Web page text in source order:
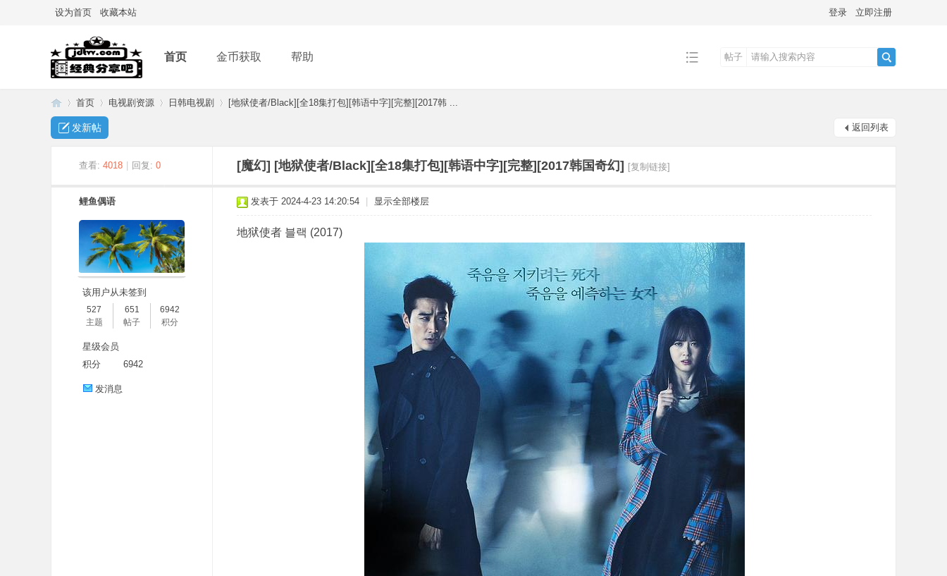
设为首页 收藏本站 登录 立即注册
首页 金币获取 帮助
帖子
首页
›
电视剧资源
›
日韩电视剧 [地狱使者/Black][全18集打包][韩语中字][完整][2017韩 ...
返回列表
发新帖
查看: 4018 回复: 0 [魔幻] [地狱使者/Black][全18集打包][韩语中字][完整][2017韩国奇幻] [复制链接]
鲤鱼偶语
该用户从未签到
527
主题
651
帖子
6942
积分
星级会员
积分
6942
发消息
发表于 2024-4-23 14:20:54 显示全部楼层
地狱使者 블랙 (2017)